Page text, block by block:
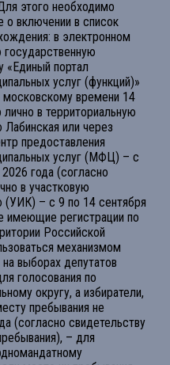
этого необходимо
о включении в список
в электронном
«Единый портал
услуг (функций)»
московскому времени 14
в территориальную
или через
предоставления
услуг (МФЦ) – с
года (согласно
в участковую
(УИК) – с 9 по 14 сентября
имеющие регистрации по
Российской
механизмом
выборах депутатов
голосования по
округу, а избиратели,
пребывания не
(согласно свидетельству
– для